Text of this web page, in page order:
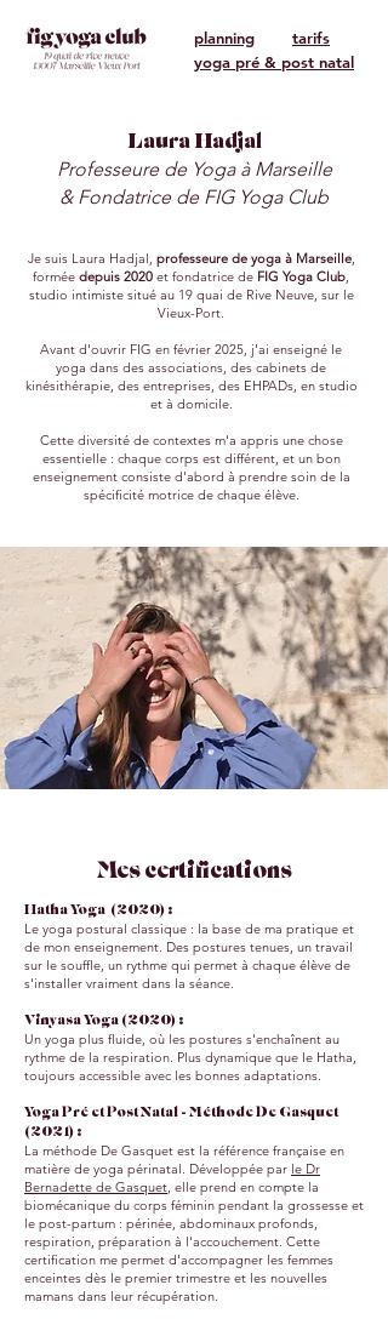
planning
tarifs
yoga pré & post natal
Laura Hadjal
Professeure de Yoga à Marseille
& Fondatrice de FIG Yoga Club
Je suis Laura Hadjal, professeure de yoga à Marseille,
formée depuis 2020 et fondatrice de FIG Yoga Club,
studio intimiste situé au 19 quai de Rive Neuve, sur le
Vieux-Port.
Avant d'ouvrir FIG en février 2025, j'ai enseigné le
yoga dans des associations, des cabinets de
kinésithérapie, des entreprises, des EHPADs, en studio
et à domicile.
Cette diversité de contextes m'a appris une chose
essentielle : chaque corps est différent, et un bon
enseignement consiste d'abord à prendre soin de la
spécificité motrice de chaque élève.
Mes certifications
Hatha Yoga (2020) :
Le yoga postural classique : la base de ma pratique et
de mon enseignement. Des postures tenues, un travail
sur le souffle, un rythme qui permet à chaque élève de
s'installer vraiment dans la séance.
Vinyasa Yoga (2020) :
Un yoga plus fluide, où les postures s'enchaînent au
rythme de la respiration. Plus dynamique que le Hatha,
toujours accessible avec les bonnes adaptations.
Yoga Pré et Post Natal - Méthode De Gasquet
(2021) :
La méthode De Gasquet est la référence française en
matière de yoga périnatal. Développée par le Dr
Bernadette de Gasquet, elle prend en compte la
biomécanique du corps féminin pendant la grossesse et
le post-partum : périnée, abdominaux profonds,
respiration, préparation à l'accouchement. Cette
certification me permet d'accompagner les femmes
enceintes dès le premier trimestre et les nouvelles
mamans dans leur récupération.